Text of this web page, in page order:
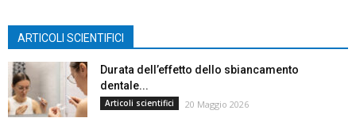
ARTICOLI SCIENTIFICI
Durata dell’effetto dello sbiancamento
dentale...
Articoli scientifici 20 Maggio 2026